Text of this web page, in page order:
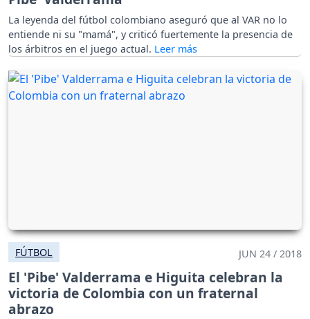
La leyenda del fútbol colombiano aseguró que al VAR no lo
entiende ni su "mamá", y criticó fuertemente la presencia de
los árbitros en el juego actual.
FÚTBOL JUN 24 / 2018
El 'Pibe' Valderrama e Higuita celebran la
victoria de Colombia con un fraternal
abrazo